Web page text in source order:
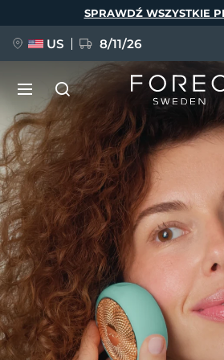
SPRAWDŹ WSZYSTKIE
US 8/11/26
NOWOŚĆ
FAQ™ Pure Beauty-Tech Elixir
BREAKING NEWS
issa™ Teeth Whitening Set
Język
English Deutsch
Français
Italiano
Polski
Svenska
Türkçe
简体中文